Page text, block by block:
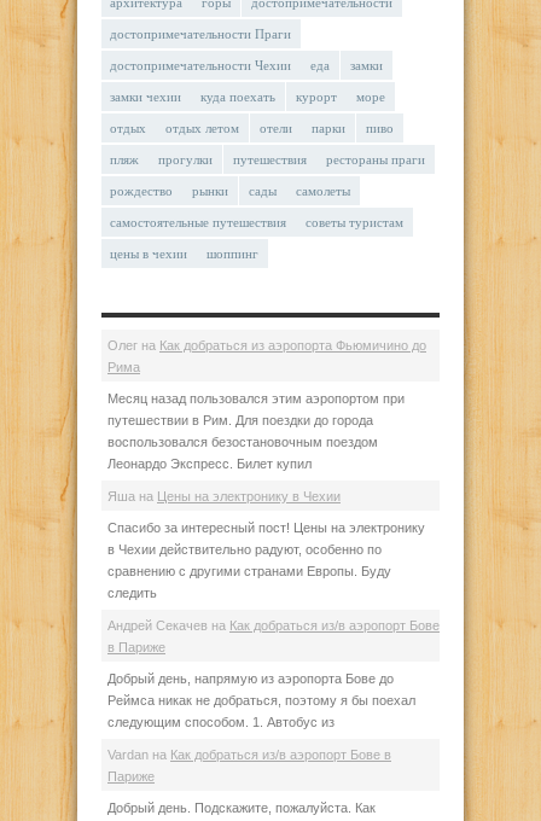
достопримечательности Праги
достопримечательности Чехии еда замки
замки чехии куда поехать курорт море
отдых отдых летом отели парки пиво
пляж прогулки путешествия рестораны праги
рождество рынки сады самолеты
самостоятельные путешествия советы туристам
цены в чехии шоппинг
Олег на Как добраться из аэропорта Фьюмичино до
Рима
Месяц назад пользовался этим аэропортом при
путешествии в Рим. Для поездки до города
воспользовался безостановочным поездом
Леонардо Экспресс. Билет купил
Яша на Цены на электронику в Чехии
Спасибо за интересный пост! Цены на электронику
в Чехии действительно радуют, особенно по
сравнению с другими странами Европы. Буду
следить
Андрей Секачев на Как добраться из/в аэропорт Бове
в Париже
Добрый день, напрямую из аэропорта Бове до
Реймса никак не добраться, поэтому я бы поехал
следующим способом. 1. Автобус из
Vardan на Как добраться из/в аэропорт Бове в
Париже
Добрый день. Подскажите, пожалуйста. Как